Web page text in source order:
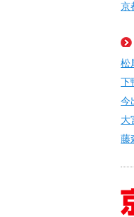
京
松
下
今
大
藤